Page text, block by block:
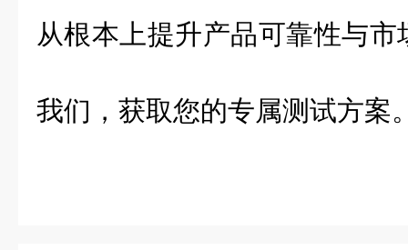
从根本上提升产品可靠性与
我们，获取您的专属测试方案